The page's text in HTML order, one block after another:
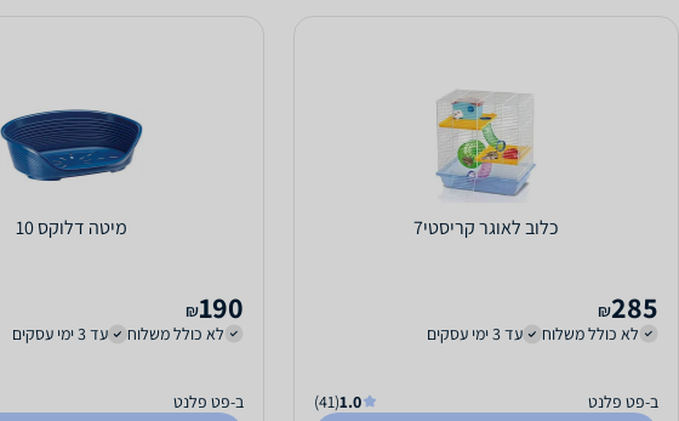
כלוב לאוגר קריסטי7
285
₪
לא כולל משלוח
עד 3 ימי עסקים
ב-פט פלנט 1.0
(41)
מיטה דלוקס 10
190
₪
לא כולל משלוח
עד 3 ימי עסקים
ב-פט פלנט